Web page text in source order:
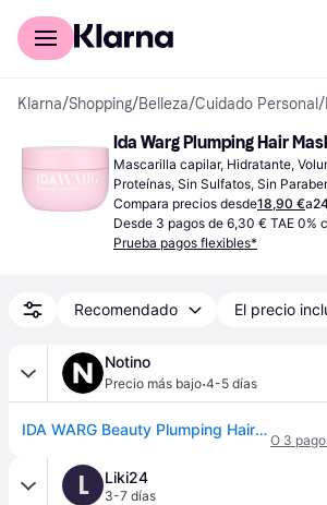
Comprar con Klarna
Klarna/Shopping/Belleza/Cuidado Personal /
Ida Warg Plumping Hair
Mascarilla capilar, Hidratante,
Proteínas, Sin Sulfatos, Sin
Compara precios desde18,90 €a
Desde 3 pagos de 6,30 € TAE 0%
Prueba pagos flexibles*
Recomendado El precio
Notino
Precio más bajo·4-5 días
IDA WARG Beauty Plumping Hair Mask mascarilla nutritiva para aumentar la densidad del cabello 300 ml
O 3
L Liki24
3-7 días